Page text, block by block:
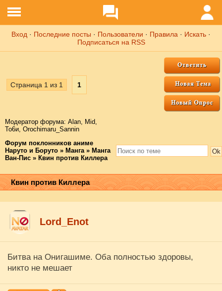
Вход · Последние посты · Пользователи · Правила · Искать ·
Подписаться на RSS
Страница 1 из 1 1
Модератор форума: Аlаn, Mid,
То6и, Orochimaru_Sannin
Форум поклонников аниме
Наруто и Боруто » Манга » Манга
Ван-Пис » Квин против Киллера
Квин против Киллера
Lord_Enot
Битва на Онигашиме. Оба полностью здоровы,
никто не мешает